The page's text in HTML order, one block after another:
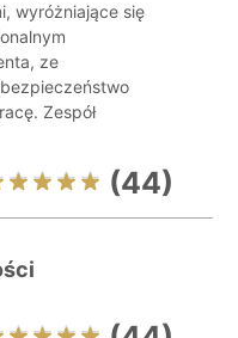
wyróżniające się
ze
Zespół
(44)